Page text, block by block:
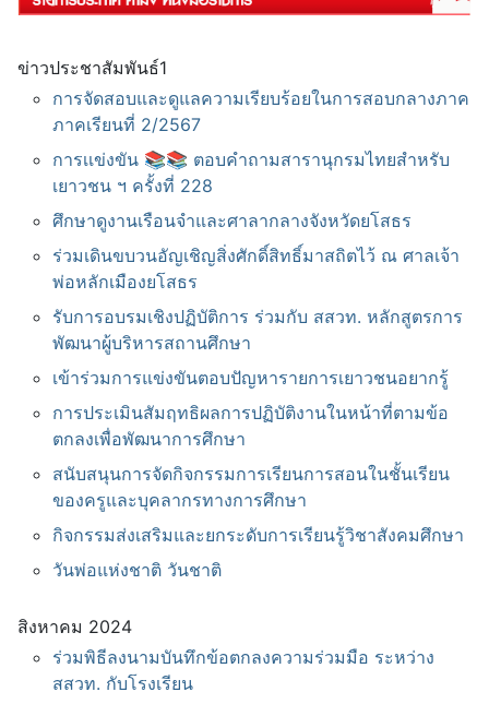
ข่าวประชาสัมพันธ์1
การจัดสอบและดูแลความเรียบร้อยในการสอบกลางภาค
ภาคเรียนที่ 2/2567
การเเข่งขัน 📚📚 ตอบคำถามสารานุกรมไทยสำหรับ
เยาวชน ฯ ครั้งที่ 2️28
ศึกษาดูงานเรือนจำและศาลากลางจังหวัดยโสธร
ร่วมเดินขบวนอัญเชิญสิ่งศักดิ์สิทธิ์มาสถิตไว้ ณ ศาลเจ้า
พ่อหลักเมืองยโสธร
รับการอบรมเชิงปฏิบัติการ ร่วมกับ สสวท. หลักสูตรการ
พัฒนาผู้บริหารสถานศึกษา
เข้าร่วมการแข่งขันตอบปัญหารายการเยาวชนอยากรู้
การประเมินสัมฤทธิผลการปฏิบัติงานในหน้าที่ตามข้อ
ตกลงเพื่อพัฒนาการศึกษา
สนับสนุนการจัดกิจกรรมการเรียนการสอนในชั้นเรียน
ของครูและบุคลากรทางการศึกษา
กิจกรรมส่งเสริมและยกระดับการเรียนรู้วิชาสังคมศึกษา
วันพ่อแห่งชาติ วันชาติ
สิงหาคม 2024
ร่วมพิธีลงนามบันทึกข้อตกลงความร่วมมือ ระหว่าง
สสวท. กับโรงเรียน